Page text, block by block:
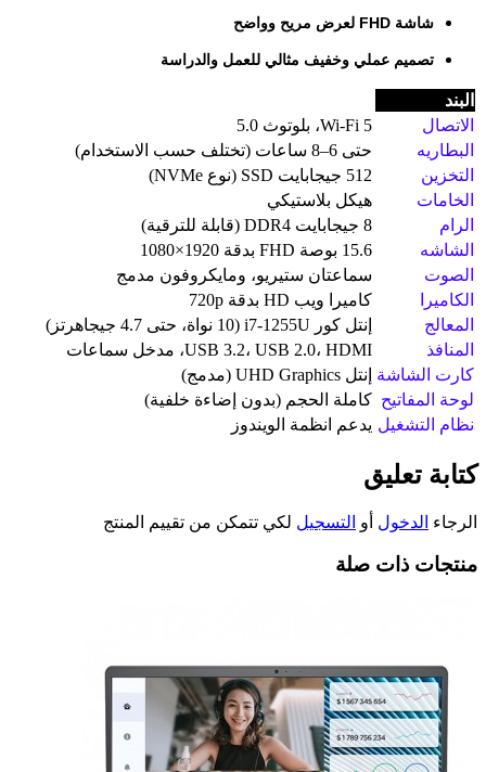
شاشة FHD لعرض مريح وواضح
تصميم عملي وخفيف مثالي للعمل والدراسة
البند
الاتصال
Wi-Fi 5، بلوتوث 5.0
البطاريه
حتى 6–8 ساعات (تختلف حسب الاستخدام)
التخزين
512 جيجابايت SSD (نوع NVMe)
الخامات
هيكل بلاستيكي
الرام
8 جيجابايت DDR4 (قابلة للترقية)
الشاشه
15.6 بوصة FHD بدقة 1920×1080
الصوت
سماعتان ستيريو، ومايكروفون مدمج
الكاميرا
كاميرا ويب HD بدقة 720p
المعالج
إنتل كور i7-1255U (10 نواة، حتى 4.7 جيجاهرتز)
المنافذ
USB 3.2، USB 2.0، HDMI، مدخل سماعات
كارت الشاشة إنتل UHD Graphics (مدمج)
لوحة المفاتيح كاملة الحجم (بدون إضاءة خلفية)
نظام التشغيل يدعم انظمة الويندوز
كتابة تعليق
الرجاء الدخول أو التسجيل لكي تتمكن من تقييم المنتج
منتجات ذات صلة